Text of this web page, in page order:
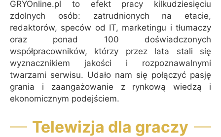
GRYOnline.pl to efekt pracy kilkudziesięciu
zdolnych osób: zatrudnionych na etacie,
redaktorów, speców od IT, marketingu i tłumaczy
oraz ponad 100 doświadczonych
współpracowników, którzy przez lata stali się
wyznacznikiem jakości i rozpoznawalnymi
twarzami serwisu. Udało nam się połączyć pasję
grania i zaangażowanie z rynkową wiedzą i
ekonomicznym podejściem.
Telewizja dla graczy